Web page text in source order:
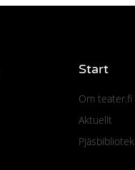
Start
Om teater.fi
Aktuellt
Pjäsbibliotek